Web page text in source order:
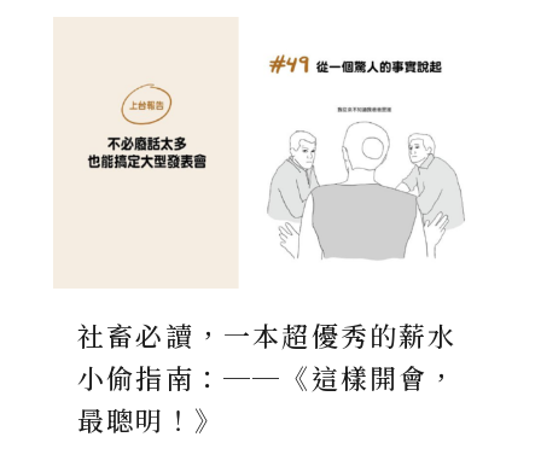
社畜必讀，一本超優秀的薪水
小偷指南：──《這樣開會，
最聰明！》